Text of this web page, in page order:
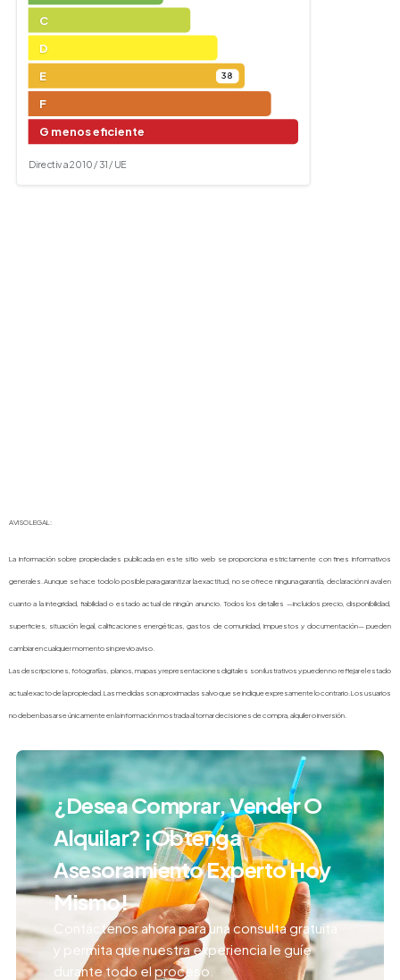
C
D
E
38
F
G menos eficiente
Directiva 2010 / 31 / UE
AVISO LEGAL:
La información sobre propiedades publicada en este sitio web se proporciona estrictamente con fines informativos
generales. Aunque se hace todo lo posible para garantizar la exactitud, no se ofrece ninguna garantía, declaración ni aval en
cuanto a la integridad, fiabilidad o estado actual de ningún anuncio. Todos los detalles —incluidos precio, disponibilidad,
superficies, situación legal, calificaciones energéticas, gastos de comunidad, impuestos y documentación— pueden
cambiar en cualquier momento sin previo aviso.
Las descripciones, fotografías, planos, mapas y representaciones digitales son ilustrativos y pueden no reflejar el estado
actual exacto de la propiedad. Las medidas son aproximadas salvo que se indique expresamente lo contrario. Los usuarios
no deben basarse únicamente en la información mostrada al tomar decisiones de compra, alquiler o inversión.
¿Desea Comprar, Vender O
Alquilar? ¡Obtenga
Asesoramiento Experto Hoy
Mismo!
Contáctenos ahora para una consulta gratuita
y permita que nuestra experiencia le guíe
durante todo el proceso.